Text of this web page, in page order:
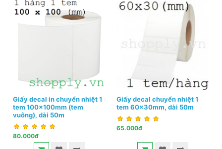
Giấy decal in chuyển nhiệt 1
tem 100x100mm (tem
vuông), dài 50m
80.000đ
Giấy decal chuyển nhiệt 1
tem 60x30mm, dài 50m
65.000đ